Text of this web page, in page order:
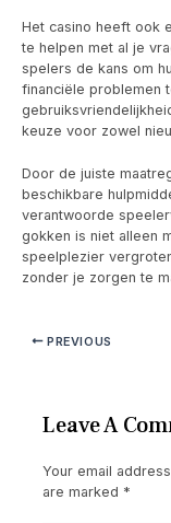
Het casino heeft ook
te helpen met al je
spelers de kans om
financiële problemen
keuze voor zowel
Door de juiste
beschikbare
verantwoorde
gokken is niet alleen
speelplezier
zonder je zorgen te
PREVIOUS
Leave A
Your email
are marked *